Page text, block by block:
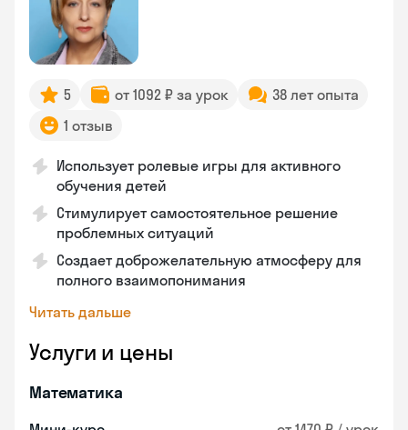
5 от 1092 ₽ за урок
38 лет опыта
1 отзыв
Использует ролевые игры для активного
обучения детей
Стимулирует самостоятельное решение
проблемных ситуаций
Создает доброжелательную атмосферу для
полного взаимопонимания
Читать дальше
Услуги и цены
Математика